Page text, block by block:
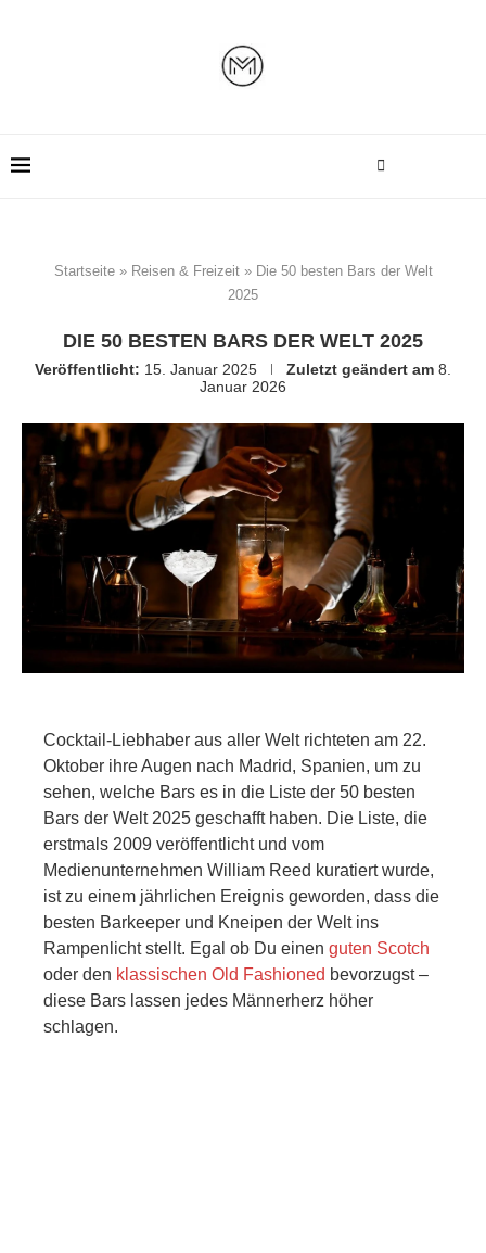
Startseite» Reisen & Freizeit» Die 50 besten Bars der Welt
2025
DIE 50 BESTEN BARS DER WELT 2025
Veröffentlicht: 15. Januar 2025 Zuletzt geändert am 8.
Januar 2026
Cocktail-Liebhaber aus aller Welt richteten am 22.
Oktober ihre Augen nach Madrid, Spanien, um zu
sehen, welche Bars es in die Liste der 50 besten
Bars der Welt 2025 geschafft haben. Die Liste, die
erstmals 2009 veröffentlicht und vom
Medienunternehmen William Reed kuratiert wurde,
ist zu einem jährlichen Ereignis geworden, dass die
besten Barkeeper und Kneipen der Welt ins
Rampenlicht stellt. Egal ob Du einen guten Scotch
oder den klassischen Old Fashioned bevorzugst –
diese Bars lassen jedes Männerherz höher
schlagen.